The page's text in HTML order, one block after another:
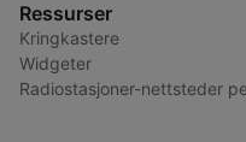
Ressurser
Kringkastere
Widgeter
Radiostasjoner-nettsteder